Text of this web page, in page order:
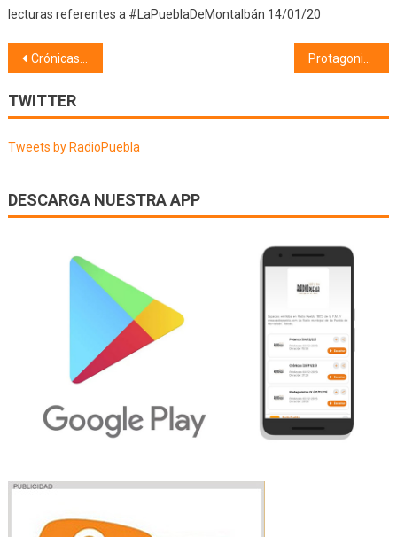
lecturas referentes a #LaPueblaDeMontalbán 14/01/20
Navegación
de
entradas
Crónicas (05/02/20)
TWITTER
Tweets by RadioPuebla
DESCARGA NUESTRA APP